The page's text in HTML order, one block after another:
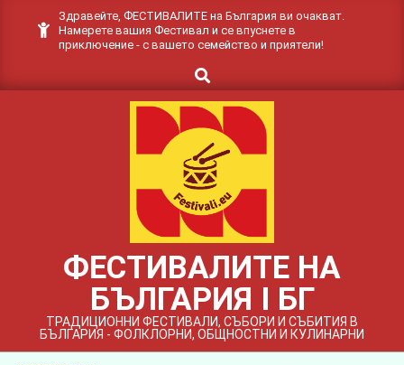
Здравейте, ФЕСТИВАЛИТЕ на България ви очакват.
Намерете вашия Фестивал и се впуснете в
приключение - с вашето семейство и приятели!
Search
ФЕСТИВАЛИТЕ НА
БЪЛГАРИЯ I БГ
ТРАДИЦИОННИ ФЕСТИВАЛИ, СЪБОРИ И СЪБИТИЯ В
БЪЛГАРИЯ - ФОЛКЛОРНИ, ОБЩНОСТНИ И КУЛИНАРНИ